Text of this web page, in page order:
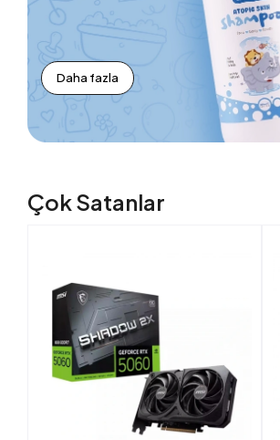
Daha fazla
Çok Satanlar